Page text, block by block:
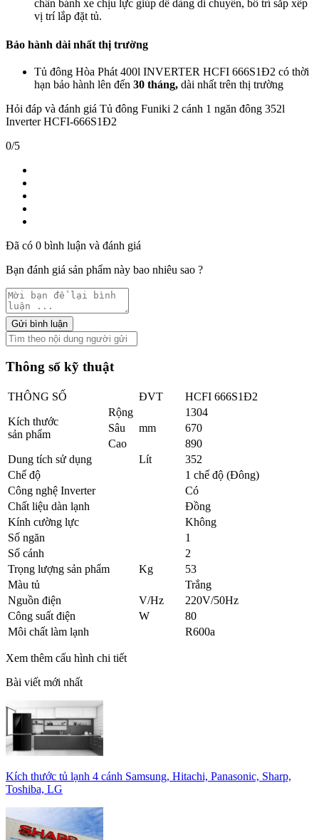
chân bánh xe chịu lực giúp dễ dàng di chuyển, bố trí sắp xếp
vị trí lắp đặt tủ.
Bảo hành dài nhất thị trường
Tủ đông Hòa Phát 400l INVERTER HCFI 666S1Đ2 có thời
hạn bảo hành lên đến 30 tháng, dài nhất trên thị trường
Hỏi đáp và đánh giá Tủ đông Funiki 2 cánh 1 ngăn đông 352l
Inverter HCFI-666S1Đ2
0/5
Đã có 0 bình luận và đánh giá
Bạn đánh giá sản phẩm này bao nhiêu sao ?
Gửi bình luận
Thông số kỹ thuật
THÔNG SỐ ĐVT HCFI 666S1Đ2
Kích thước
sản phẩm
Rộng
mm
1304
Sâu
670
Cao
890
Dung tích sử dụng
Lít
352
Chế độ
1 chế độ (Đông)
Công nghệ Inverter
Có
Chất liệu dàn lạnh
Đồng
Kính cường lực
Không
Số ngăn
1
Số cánh
2
Trọng lượng sản phẩm
Kg
53
Màu tủ
Trắng
Nguồn điện
V/Hz
220V/50Hz
Công suất điện
W
80
Môi chất làm lạnh
R600a
Xem thêm cấu hình chi tiết
Bài viết mới nhất
Kích thước tủ lạnh 4 cánh Samsung, Hitachi, Panasonic, Sharp,
Toshiba, LG